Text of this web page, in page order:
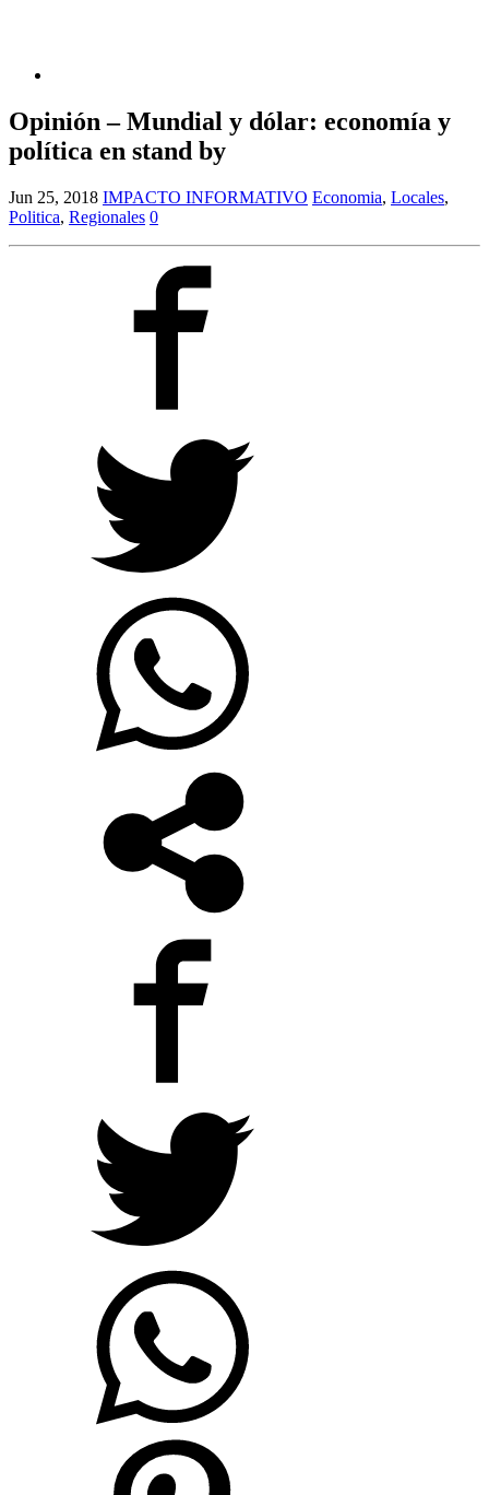
Opinión – Mundial y dólar: economía y
política en stand by
Jun 25, 2018 IMPACTO INFORMATIVO Economia, Locales,
Politica, Regionales 0